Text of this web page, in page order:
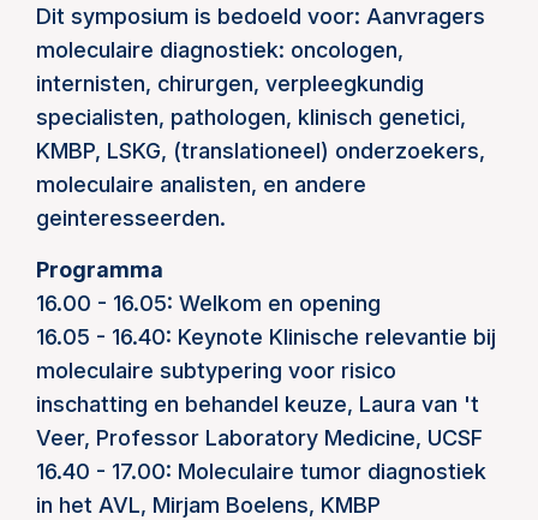
Dit symposium is bedoeld voor: Aanvragers
moleculaire diagnostiek: oncologen,
internisten, chirurgen, verpleegkundig
specialisten, pathologen, klinisch genetici,
KMBP, LSKG, (translationeel) onderzoekers,
moleculaire analisten, en andere
geinteresseerden.
Programma
16.00 - 16.05: Welkom en opening
16.05 - 16.40: Keynote Klinische relevantie bij
moleculaire subtypering voor risico
inschatting en behandel keuze, Laura van 't
Veer, Professor Laboratory Medicine, UCSF
16.40 - 17.00: Moleculaire tumor diagnostiek
in het AVL, Mirjam Boelens, KMBP